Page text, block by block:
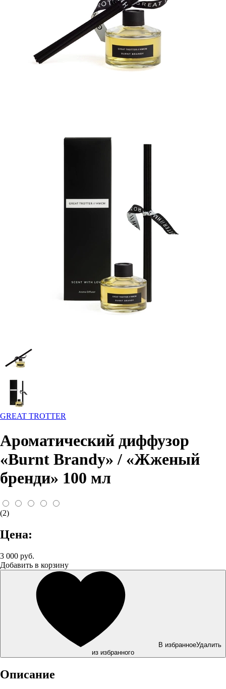
GREAT TROTTER
Ароматический диффузор
«Burnt Brandy» / «Жженый
бренди» 100 мл
(2)
Цена:
3 000 руб.
Добавить в корзину
В избранноеУдалить
из избранного
Описание